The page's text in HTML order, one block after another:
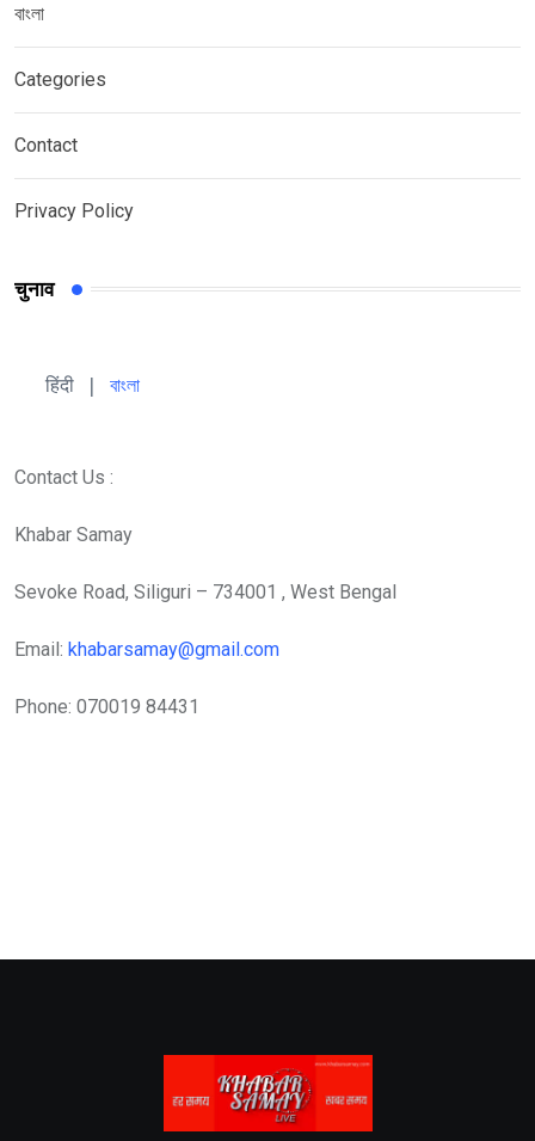
বাংলা
Categories
Contact
Privacy Policy
चुनाव
हिंदी | বাংলা
Contact Us :
Khabar Samay
Sevoke Road, Siliguri – 734001 , West Bengal
Email: khabarsamay@gmail.com
Phone: 070019 84431